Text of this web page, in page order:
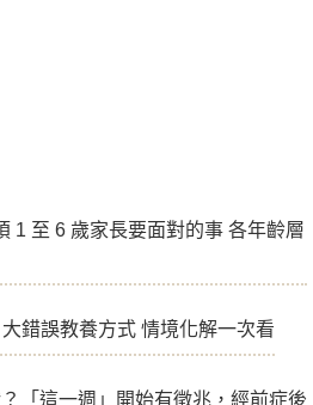
1 至 6 歲家長要面對的事 各年齡層
錯誤教養方式 情境化解一次看
「這一週」開始有徵兆，經前症後